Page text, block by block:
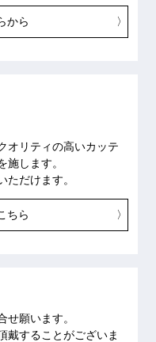
から
オリティの高いカッテ
施します。
ただけます。
ちら
せ願います。
戴することがございま